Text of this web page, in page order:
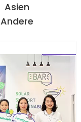
Asien
Andere